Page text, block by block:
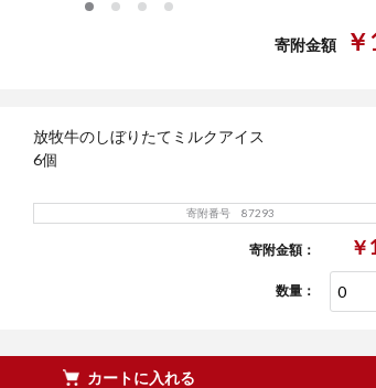
寄附金額
放牧牛のしぼりたてミルクアイス
6個
寄附番号 87293
寄附金額：
数量：
カートに入れる